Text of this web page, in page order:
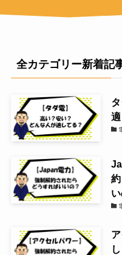
全カテゴリー新着記